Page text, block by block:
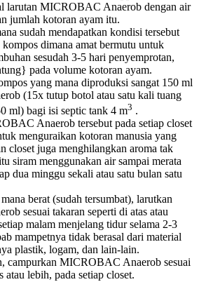
larutan MICROBAC Anaerob dengan air
jumlah kotoran ayam itu.
sudah mendapatkan kondisi tersebut
dimana amat bermutu untuk
sesudah 3-5 hari penyemprotan,
pada volume kotoran ayam.
yang mana diproduksi sangat 150 ml
(15x tutup botol atau satu kali tuang
ml) bagi isi septic tank 4 m3 .
Anaerob tersebut pada setiap closet
menguraikan kotoran manusia yang
closet juga menghilangkan aroma tak
siram menggunakan air sampai merata
dua minggu sekali atau satu bulan satu
berat (sudah tersumbat), larutkan
sesuai takaran seperti di atas atau
malam menjelang tidur selama 2-3
mampetnya tidak berasal dari material
plastik, logam, dan lain-lain.
campurkan MICROBAC Anaerob sesuai
atau lebih, pada setiap closet.